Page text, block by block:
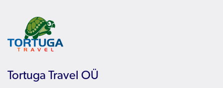
Tortuga Travel OÜ